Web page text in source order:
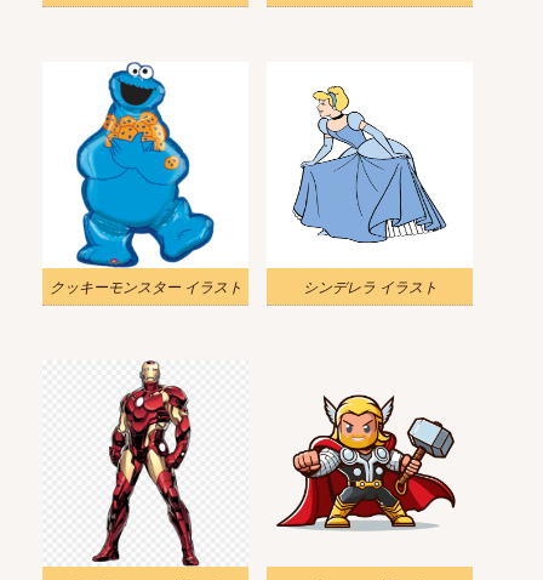
クッキーモンスター イラスト シンデレラ イラスト